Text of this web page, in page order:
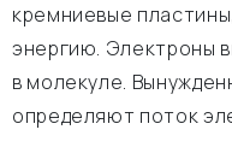
кремниевые
энергию. Электроны
в молекуле.
определяют поток